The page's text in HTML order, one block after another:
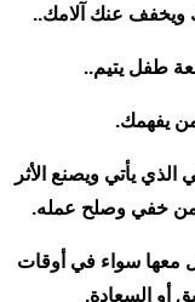
ويخفف عنك آلامك..
طفل يتيم..
يفهمك.
يأتي ويصنع الأثر
خفي وصلح عمله.
معها سواء في أوقات
أو السعادة.